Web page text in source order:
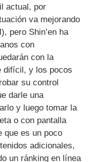
actual, por
va mejorando
pero Shin’en ha
con
con la
difícil, y los pocos
su control
darle una
y luego tomar la
o con pantalla
que es un poco
adicionales,
un ránking en línea